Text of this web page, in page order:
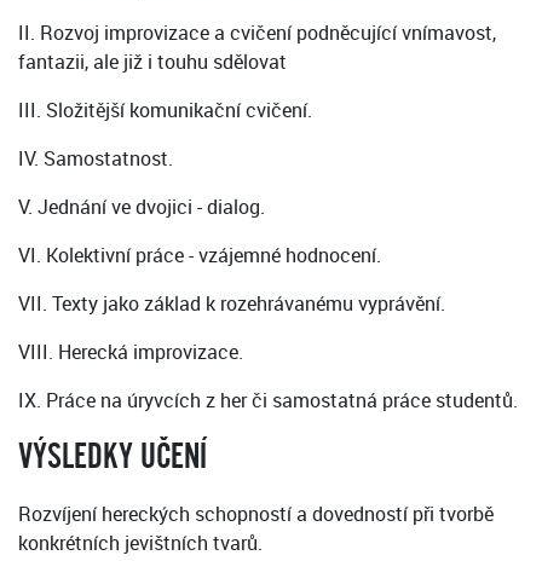
II. Rozvoj improvizace a cvičení podněcující vnímavost,
fantazii, ale již i touhu sdělovat
III. Složitější komunikační cvičení.
IV. Samostatnost.
V. Jednání ve dvojici - dialog.
VI. Kolektivní práce - vzájemné hodnocení.
VII. Texty jako základ k rozehrávanému vyprávění.
VIII. Herecká improvizace.
IX. Práce na úryvcích z her či samostatná práce studentů.
VÝSLEDKY UČENÍ
Rozvíjení hereckých schopností a dovedností při tvorbě
konkrétních jevištních tvarů.